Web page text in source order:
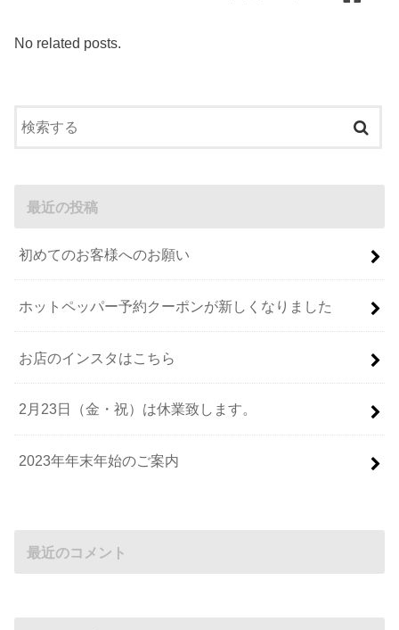
No related posts.
最近の投稿
初めてのお客様へのお願い
ホットペッパー予約クーポンが新しくなりました
お店のインスタはこちら
2月23日（金・祝）は休業致します。
2023年年末年始のご案内
最近のコメント